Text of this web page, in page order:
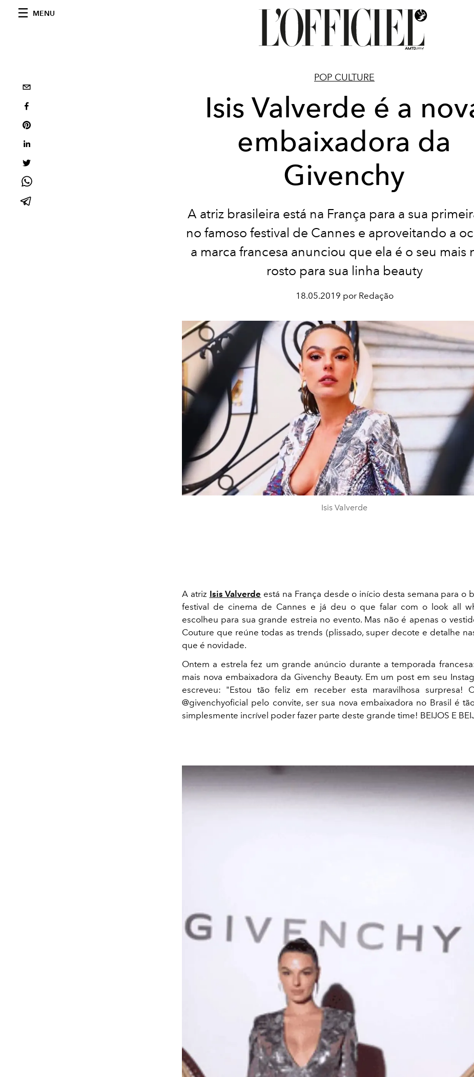
MENU
POP CULTURE
Isis Valverde é a
embaixadora da
Givenchy
A atriz brasileira está na França para a sua
no famoso festival de Cannes e aproveitando a
a marca francesa anunciou que ela é o seu mais
rosto para sua linha beauty
18.05.2019 por Redação
Isis Valverde
A atriz Isis Valverde está na França desde o início desta semana para o
festival de cinema de Cannes e já deu o que falar com o look all
escolheu para sua grande estreia no evento. Mas não é apenas o
Couture que reúne todas as trends (plissado, super decote e detalhe
que é novidade.
Ontem a estrela fez um grande anúncio durante a temporada
mais nova embaixadora da Givenchy Beauty. Em um post em seu
escreveu: "Estou tão feliz em receber esta maravilhosa surpresa!
@givenchyoficial pelo convite, ser sua nova embaixadora no Brasil é
simplesmente incrível poder fazer parte deste grande time! BEIJOS E